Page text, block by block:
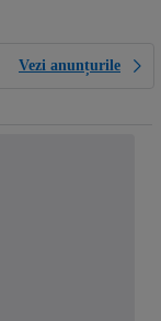
Vezi anunțurile